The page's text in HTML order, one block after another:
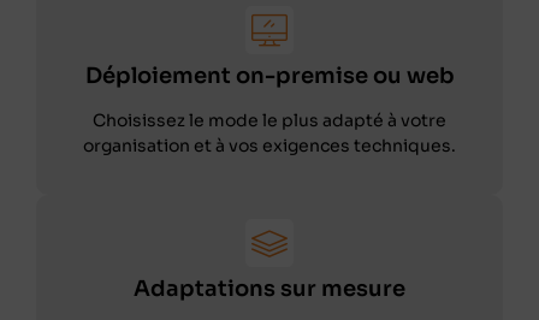
Déploiement on-premise ou web
Choisissez le mode le plus adapté à votre
organisation et à vos exigences techniques.
Adaptations sur mesure